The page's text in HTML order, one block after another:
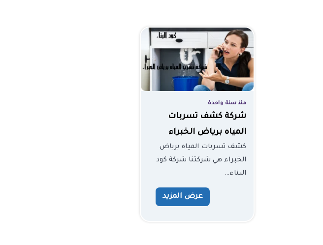
منذ سنة واحدة
شركة كشف تسربات
المياه برياض الخبراء
كشف تسربات المياه برياض
الخبراء هي شركتنا شركة كود
البناء…
عرض المزيد